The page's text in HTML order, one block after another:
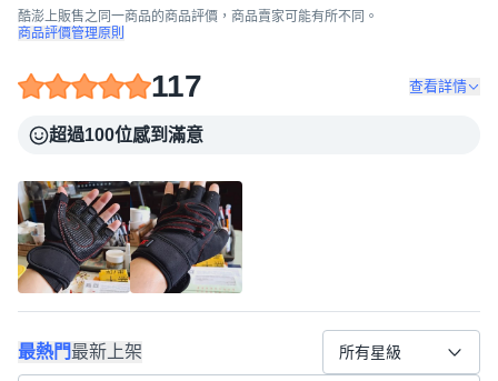
酷澎上販售之同一商品的商品評價，商品賣家可能有所不同。
商品評價管理原則
117 查看詳情
超過100位感到滿意
最熱門最新上架 所有星級